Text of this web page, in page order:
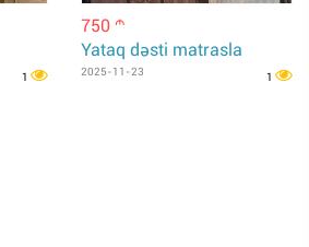
1
750 m
Yataq dəsti matrasla
2025-11-23 1